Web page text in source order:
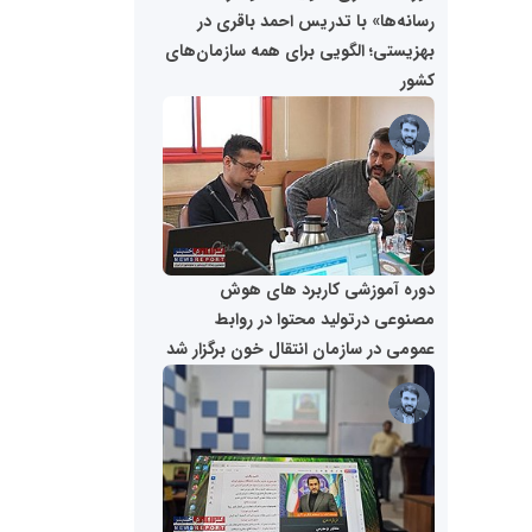
پایگاه اطلاع رسانی اعتلای نهادهای
مردمی
پایگاه اطلاع رسانی دریا و نفت
تامین آهن اسفنجی تولیدکنندگان فولاد در
کشور
تریبون
انتشار گسترده محتوا در رسانه گزارش خبر
مسعودصادقی
محمدعلی کرمعلی
رسانه‌ها» با تدریس احمد باقری در
بهزیستی؛ الگویی برای همه سازمان‌های
کشور
دوره آموزشی کاربرد های هوش
مصنوعی درتولید محتوا در روابط
عمومی در سازمان انتقال خون برگزار شد